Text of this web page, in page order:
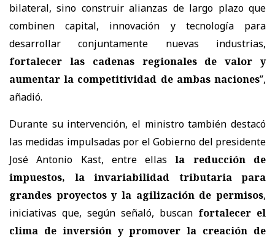
bilateral, sino construir alianzas de largo plazo que
combinen capital, innovación y tecnología para
desarrollar conjuntamente nuevas industrias,
fortalecer las cadenas regionales de valor y
aumentar la competitividad de ambas naciones”,
añadió.
Durante su intervención, el ministro también destacó
las medidas impulsadas por el Gobierno del presidente
José Antonio Kast, entre ellasla reducción de
impuestos, la invariabilidad tributaria para
grandes proyectos y la agilización de permisos,
iniciativas que, según señaló, buscan fortalecer el
clima de inversión y promover la creación de